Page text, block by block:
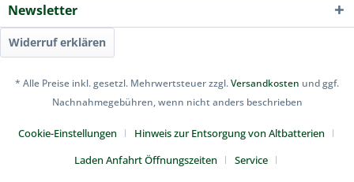
Newsletter
Widerruf erklären
* Alle Preise inkl. gesetzl. Mehrwertsteuer zzgl.Versandkosten und ggf.
Nachnahmegebühren, wenn nicht anders beschrieben
Cookie-Einstellungen
Hinweis zur Entsorgung von Altbatterien
Laden Anfahrt Öffnungszeiten
Service